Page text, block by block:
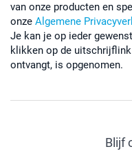
van onze producten en
onze Algemene
Je kan je op ieder
klikken op de
ontvangt, is opgenomen.
Blijf